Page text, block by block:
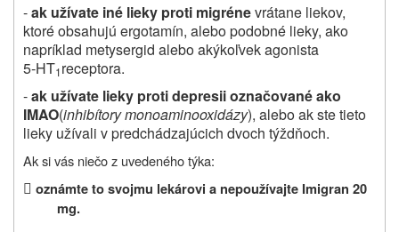
-ak užívate iné lieky proti migrénevrátane liekov,
ktoré obsahujú ergotamín, alebo podobné lieky, ako
napríklad metysergid alebo akýkoľvek agonista
5‑HT1receptora.
-ak užívate lieky proti depresii označované ako
IMAO(inhibítory monoaminooxidázy), alebo ak ste tieto
lieky užívali v predchádzajúcich dvoch týždňoch.
Ak si vás niečo z uvedeného týka:
 oznámte to svojmu lekárovi a nepoužívajte Imigran 20
mg.